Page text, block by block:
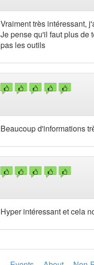
Vraiment très intéressant,
Je pense qu'il faut plus de
pas les outils
Beaucoup d'informations
Hyper intéressant et cela